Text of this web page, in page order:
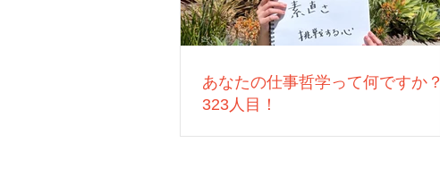
あなたの仕事哲学って何ですか？
323人目！